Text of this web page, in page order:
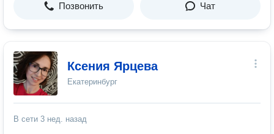
Позвонить Чат
Ксения Ярцева
Екатеринбург
В сети 3 нед. назад